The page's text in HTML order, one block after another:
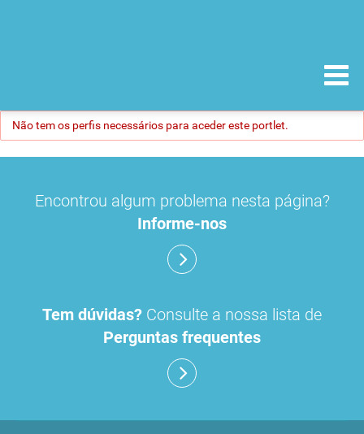
Não tem os perfis necessários para aceder este portlet.
Encontrou algum problema nesta página?
Informe-nos
Tem dúvidas? Consulte a nossa lista de
Perguntas frequentes